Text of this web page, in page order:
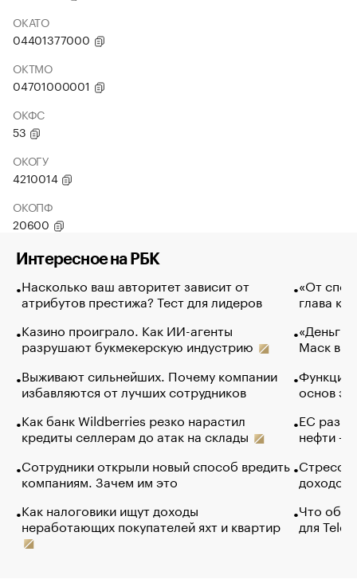
ОКАТО
04401377000
ОКТМО
04701000001
ОКФС
53
ОКОГУ
4210014
ОКОПФ
20600
Интересное на РБК
Насколько ваш авторитет зависит от
атрибутов престижа? Тест для лидеров
Казино проиграло. Как ИИ-агенты
разрушают букмекерскую индустрию
Выживают сильнейших. Почему компании
избавляются от лучших сотрудников
Как банк Wildberries резко нарастил
кредиты селлерам до атак на склады
Сотрудники открыли новый способ вредить
компаниям. Зачем им это
Как налоговики ищут доходы
неработающих покупателей яхт и квартир
«От
глава
«Деньги
Маск в
Функции
основ
ЕС
нефти —
Стресс
доходов
Что
для